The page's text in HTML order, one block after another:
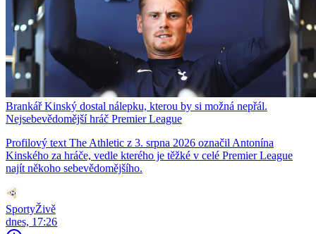
Brankář Kinský dostal nálepku, kterou by si možná nepřál.
Nejsebevědomější hráč Premier League
Profilový text The Athletic z 3. srpna 2026 označil Antonína
Kinského za hráče, vedle kterého je těžké v celé Premier League
najít někoho sebevědomějšího.
SportyŽivě
dnes, 17:26